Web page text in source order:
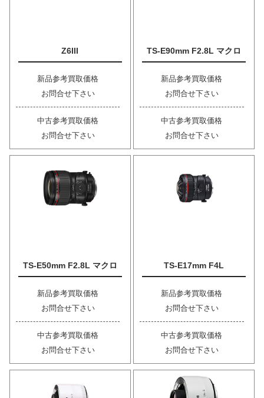
Z6III
新品参考買取価格
お問合せ下さい
中古参考買取価格
お問合せ下さい
TS-E90mm F2.8L マクロ
新品参考買取価格
お問合せ下さい
中古参考買取価格
お問合せ下さい
TS-E50mm F2.8L マクロ
新品参考買取価格
お問合せ下さい
中古参考買取価格
お問合せ下さい
TS-E17mm F4L
新品参考買取価格
お問合せ下さい
中古参考買取価格
お問合せ下さい